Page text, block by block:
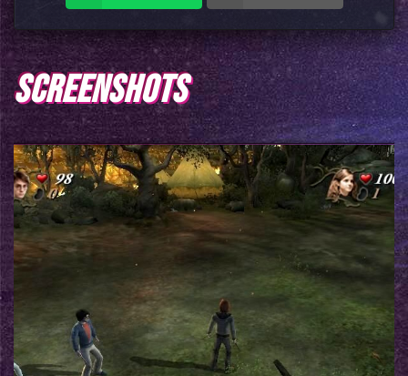
SCREENSHOTS